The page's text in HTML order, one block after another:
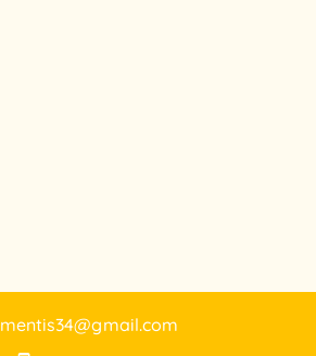
mentis34@gmail.com